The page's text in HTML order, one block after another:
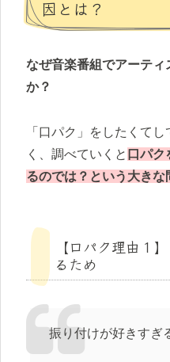
因とは？
なぜ音楽番組でアーテ
か？
「口パク」をしたくて
く、調べていくと 口パク
るのでは？という大きな
【口パク理由１
るため
振り付けが好きす